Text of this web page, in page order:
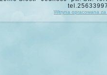
Witryna opracowana